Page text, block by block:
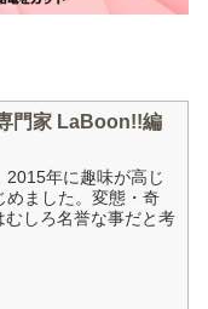
門家 LaBoon!!編
2015年に趣味が高じ
めました。変態・奇
むしろ名誉な事だと考